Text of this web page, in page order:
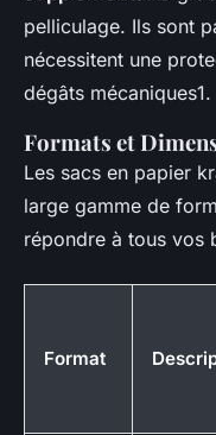
pelliculage. Ils sont
nécessitent une
dégâts mécaniques1.
Formats et
Les sacs en papier
large gamme de
répondre à tous vos
Format